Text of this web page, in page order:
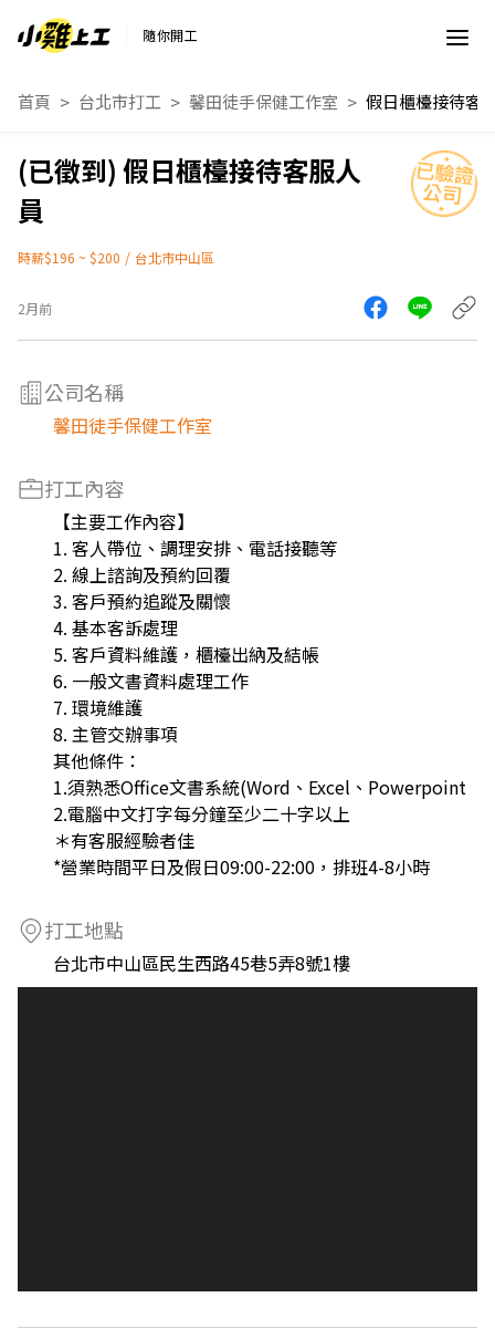
隨你開工
首頁 台北市打工 馨田徒手保健工作室 假日櫃檯接待客
假日櫃檯接待客服人
員
時薪$196 ~ $200 / 台北市中山區
2月前
公司名稱
馨田徒手保健工作室
打工內容
【主要工作內容】
1. 客人帶位、調理安排、電話接聽等
2. 線上諮詢及預約回覆
3. 客戶預約追蹤及關懷
4. 基本客訴處理
5. 客戶資料維護，櫃檯出納及結帳
6. 一般文書資料處理工作
7. 環境維護
8. 主管交辦事項
其他條件：
1.須熟悉Office文書系統(Word、Excel、Powerpoint
2.電腦中文打字每分鐘至少二十字以上
＊有客服經驗者佳
*營業時間平日及假日09:00-22:00，排班4-8小時
打工地點
台北市中山區民生西路45巷5弄8號1樓